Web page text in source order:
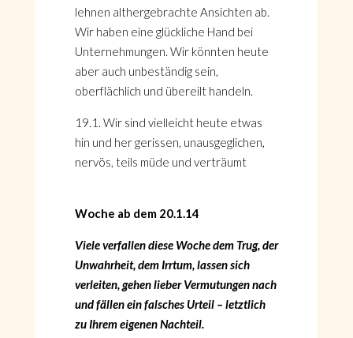
lehnen althergebrachte Ansichten ab.
Wir haben eine glückliche Hand bei
Unternehmungen. Wir könnten heute
aber auch unbeständig sein,
oberflächlich und übereilt handeln.
19.1. Wir sind vielleicht heute etwas
hin und her gerissen, unausgeglichen,
nervös, teils müde und verträumt
Woche ab dem 20.1.14
Viele verfallen diese Woche dem Trug, der
Unwahrheit, dem Irrtum, lassen sich
verleiten, gehen lieber Vermutungen nach
und fällen ein falsches Urteil – letztlich
zu Ihrem eigenen Nachteil.